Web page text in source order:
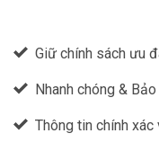
Giữ chính sách ưu
Nhanh chóng &
Thông tin chính